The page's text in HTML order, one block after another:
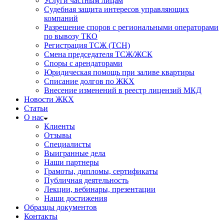
Судебная защита интересов управляющих
компаний
Разрешение споров с региональными операторами
по вывозу ТКО
Регистрация ТСЖ (ТСН)
Смена председателя ТСЖ/ЖСК
Споры с арендаторами
Юридическая помощь при заливе квартиры
Списание долгов по ЖКХ
Внесение изменений в реестр лицензий МКД
Новости ЖКХ
Статьи
О нас
Клиенты
Отзывы
Специалисты
Выигранные дела
Наши партнеры
Грамоты, дипломы, сертификаты
Публичная деятельность
Лекции, вебинары, презентации
Наши достижения
Образцы документов
Контакты